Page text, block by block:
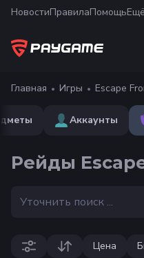
НовостиПравилаПомощьЕщё
Главная Игры Escape
Аккаунты
Рейды
Цена